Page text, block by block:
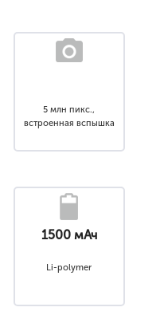
5 млн пикс.,
встроенная вспышка
1500 мАч
Li-polymer